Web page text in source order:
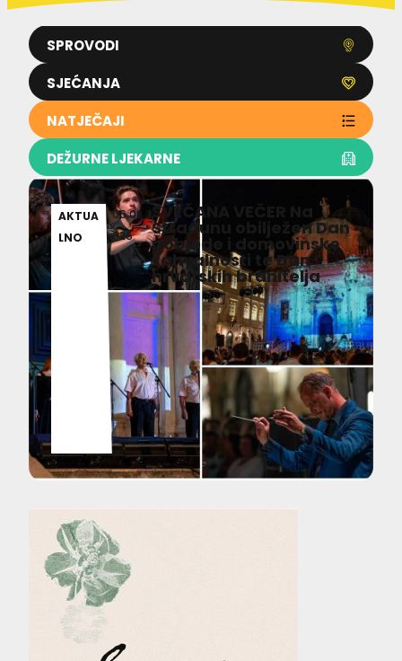
SPROVODI
SJEĆANJA
NATJEČAJI
DEŽURNE LJEKARNE
AKTUA
LNO
06.08.2
026
SVEČANA VEČER Na
Stradunu obilježen Dan
pobjede i domovinske
zahvalnosti te Dan
hrvatskih branitelja